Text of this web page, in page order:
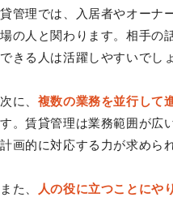
貸管理では、入居者やオーナ
場の人と関わります。相手の
できる人は活躍しやすいでし
次に、 複数の業務を並行して
す。賃貸管理は業務範囲が広
計画的に対応する力が求めら
また、 人の役に立つことにや